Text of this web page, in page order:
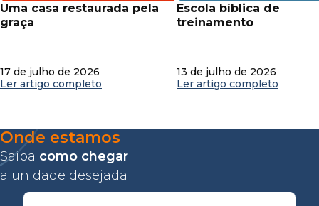
uma casa restaurada pela
graça
17 de julho de 2026
Ler artigo completo
escola bíblica de
treinamento
13 de julho de 2026
Ler artigo completo
Onde estamos
Saiba como chegar
a unidade desejada